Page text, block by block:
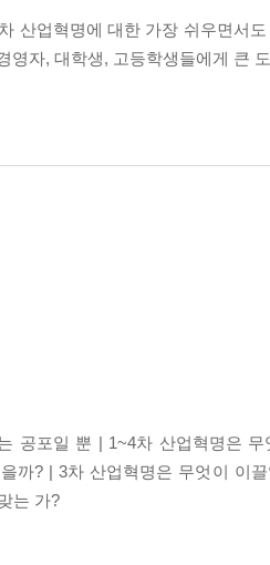
산업혁명에 대한 가장 쉬우면서
영자, 대학생, 고등학생들에게 큰
공포일 뿐 | 1~4차 산업혁명은
까? | 3차 산업혁명은 무엇이 이
는 가?